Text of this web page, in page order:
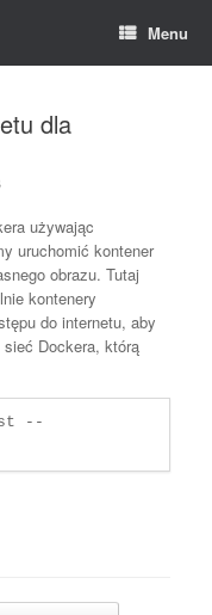
Menu
dla
używając
uruchomić kontener
obrazu. Tutaj
kontenery
do internetu, aby
Dockera, którą
--